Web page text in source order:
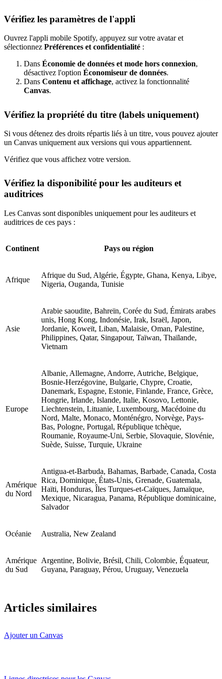
Vérifiez les paramètres de l'appli
Ouvrez l'appli mobile Spotify, appuyez sur votre avatar et
sélectionnez Préférences et confidentialité :
Dans Économie de données et mode hors connexion,
désactivez l'option Économiseur de données.
Dans Contenu et affichage, activez la fonctionnalité
Canvas.
Vérifiez la propriété du titre (labels uniquement)
Si vous détenez des droits répartis liés à un titre, vous pouvez ajouter
un Canvas uniquement aux versions qui vous appartiennent.
Vérifiez que vous affichez votre version.
Vérifiez la disponibilité pour les auditeurs et
auditrices
Les Canvas sont disponibles uniquement pour les auditeurs et
auditrices de ces pays :
Continent Pays ou région
Afrique
Afrique du Sud, Algérie, Égypte, Ghana, Kenya, Libye,
Nigeria, Ouganda, Tunisie
Asie
Arabie saoudite, Bahreïn, Corée du Sud, Émirats arabes
unis, Hong Kong, Indonésie, Irak, Israël, Japon,
Jordanie, Koweït, Liban, Malaisie, Oman, Palestine,
Philippines, Qatar, Singapour, Taïwan, Thaïlande,
Vietnam
Europe
Albanie, Allemagne, Andorre, Autriche, Belgique,
Bosnie-Herzégovine, Bulgarie, Chypre, Croatie,
Danemark, Espagne, Estonie, Finlande, France, Grèce,
Hongrie, Irlande, Islande, Italie, Kosovo, Lettonie,
Liechtenstein, Lituanie, Luxembourg, Macédoine du
Nord, Malte, Monaco, Monténégro, Norvège, Pays-
Bas, Pologne, Portugal, République tchèque,
Roumanie, Royaume-Uni, Serbie, Slovaquie, Slovénie,
Suède, Suisse, Turquie, Ukraine
Amérique
du Nord
Antigua-et-Barbuda, Bahamas, Barbade, Canada, Costa
Rica, Dominique, États-Unis, Grenade, Guatemala,
Haïti, Honduras, Îles Turques-et-Caïques, Jamaïque,
Mexique, Nicaragua, Panama, République dominicaine,
Salvador
Océanie Australia, New Zealand
Amérique
du Sud
Argentine, Bolivie, Brésil, Chili, Colombie, Équateur,
Guyana, Paraguay, Pérou, Uruguay, Venezuela
Articles similaires
Ajouter un Canvas